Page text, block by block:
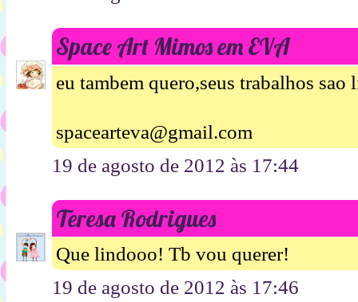
Space Art Mimos em EVA
eu tambem quero,seus trabalhos sao
spacearteva@gmail.com
19 de agosto de 2012 às 17:44
Teresa Rodrigues
Que lindooo! Tb vou querer!
19 de agosto de 2012 às 17:46